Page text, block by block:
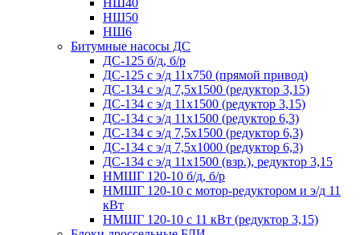
НШ40
НШ50
НШ6
Битумные насосы ДС
ДС-125 б/д, б/р
ДС-125 с э/д 11х750 (прямой привод)
ДС-134 с э/д 7,5х1500 (редуктор 3,15)
ДС-134 с э/д 11х1500 (редуктор 3,15)
ДС-134 с э/д 11х1500 (редуктор 6,3)
ДС-134 с э/д 7,5х1500 (редуктор 6,3)
ДС-134 с э/д 7,5х1000 (редуктор 6,3)
ДС-134 с э/д 11х1500 (взр.), редуктор 3,15
НМШГ 120-10 б/д, б/р
НМШГ 120-10 с мотор-редуктором и э/д 11
кВт
НМШГ 120-10 с 11 кВт (редуктор 3,15)